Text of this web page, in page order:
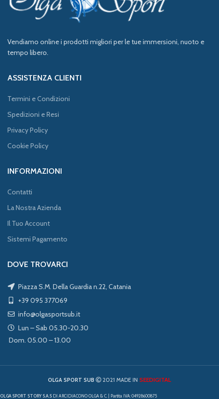
Vendiamo online i prodotti migliori per le tue immersioni, nuoto e
tempo libero.
ASSISTENZA CLIENTI
Termini e Condizioni
Spedizioni e Resi
Privacy Policy
Cookie Policy
INFORMAZIONI
Contatti
La Nostra Azienda
Il Tuo Account
Sistemi Pagamento
DOVE TROVARCI
Piazza S.M. Della Guardia n.22, Catania
+39 095 377069
info@olgasportsub.it
Lun – Sab 05.30-20.30
Dom. 05.00 – 13.00
OLGA SPORT SUB 2021 MADE IN SEEDIGITAL
OLGA SPORT STORY S.A.S DI ARCIDIACONO OLGA & C. | Partita IVA: 04928600875